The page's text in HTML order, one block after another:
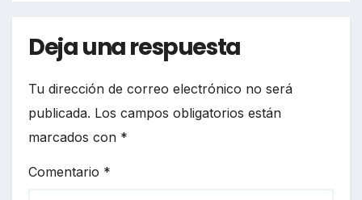
Deja una respuesta
Tu dirección de correo electrónico no será
publicada. Los campos obligatorios están
marcados con *
Comentario *